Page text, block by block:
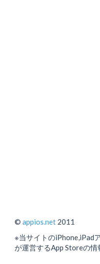
© appios.net 2011
※当サイトのiPhone,iPad
が運営するApp Storeの情